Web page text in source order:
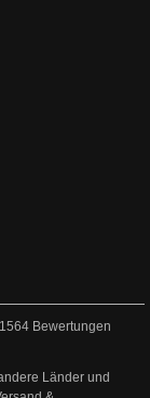
1564 Bewertungen
Länder und